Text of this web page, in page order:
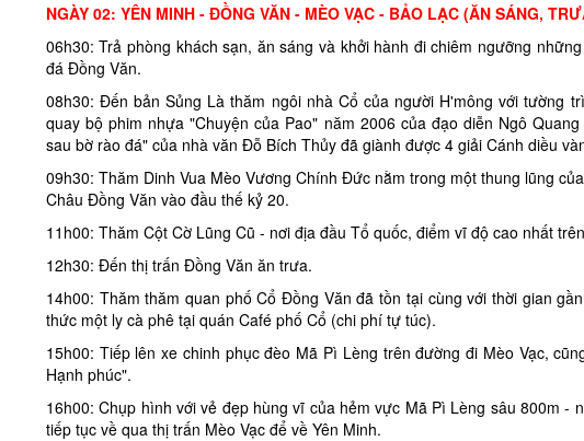
NGÀY 02: YÊN MINH - ĐỒNG VĂN - MÈO VẠC - BẢO LẠC (ĂN SÁNG,
06h30: Trả phòng khách sạn, ăn sáng và khởi hành đi chiêm ngưỡng
đá Đồng Văn.
08h30: Đến bản Sủng Là thăm ngôi nhà Cổ của người H'mông với tường
quay bộ phim nhựa "Chuyện của Pao" năm 2006 của đạo diễn Ngô
sau bờ rào đá" của nhà văn Đỗ Bích Thủy đã giành được 4 giải Cánh diều
09h30: Thăm Dinh Vua Mèo Vương Chính Đức nằm trong một thung lũng
Châu Đồng Văn vào đầu thế kỷ 20.
11h00: Thăm Cột Cờ Lũng Cũ - nơi địa đầu Tổ quốc, điểm vĩ độ cao nhất
12h30: Đến thị trấn Đồng Văn ăn trưa.
14h00: Thăm thăm quan phố Cổ Đồng Văn đã tồn tại cùng với thời gian
thức một ly cà phê tại quán Café phố Cổ (chi phí tự túc).
15h00: Tiếp lên xe chinh phục đèo Mã Pì Lèng trên đường đi Mèo Vạc,
Hạnh phúc".
16h00: Chụp hình với vẻ đẹp hùng vĩ của hẻm vực Mã Pì Lèng sâu 800m -
tiếp tục về qua thị trấn Mèo Vạc để về Yên Minh.